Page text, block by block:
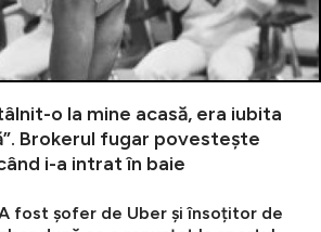
o la mine acasă, era iubita
Brokerul fugar povestește
i-a intrat în baie
fost șofer de Uber și însoțitor de